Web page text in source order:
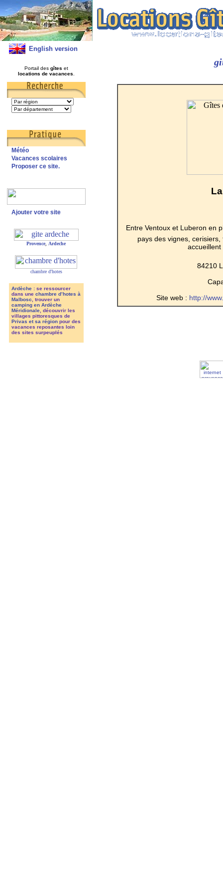
English version
Portail des gîtes et
locations de vacances
Météo
Vacances scolaires
Proposer ce site.
Ajouter votre site
Provence Ardeche
chambre d'hotes
Ardèche: se ressourcer
dans une chambre d’hotes à
Malbosc , trouver un
camping en Ardèche
Méridionale, découvrir les
villages pittoresques de
Privas et sa régionpour des
vacances reposantes loin
des sites surpeuplés
Entre Ventoux et Luberon en
pays des vignes,
84210
Site web : http://